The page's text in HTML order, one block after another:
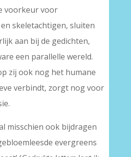
voorkeur voor
skeletachtigen, sluiten
aan bij de gedichten,
een parallelle wereld.
zij ook nog het humane
verbindt, zorgt nog voor
misschien ook bijdragen
evergreens